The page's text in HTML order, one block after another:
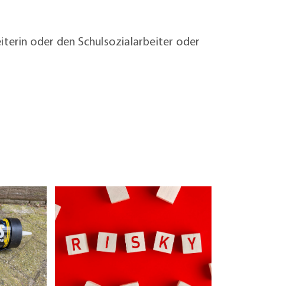
oder den Schulsozialarbeiter oder